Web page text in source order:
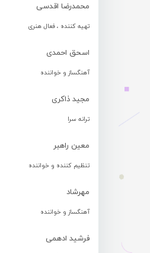
محمدرضا اقدسی
تهیه کننده ، فعال هنری
اسحق احمدی
آهنگساز و خواننده
مجید ذاکری
ترانه سرا
معین راهبر
تنظیم کننده و خواننده
مهرشاد
آهنگساز و خواننده
فرشید ادهمی